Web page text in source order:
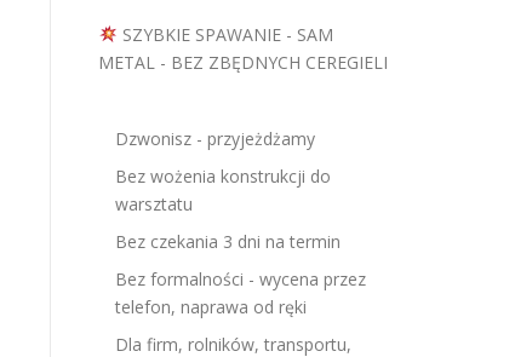
SZYBKIE SPAWANIE - SAM
METAL - BEZ ZBĘDNYCH CEREGIELI
Dzwonisz - przyjeżdżamy
Bez wożenia konstrukcji do
warsztatu
Bez czekania 3 dni na termin
Bez formalności - wycena przez
telefon, naprawa od ręki
Dla firm, rolników, transportu,